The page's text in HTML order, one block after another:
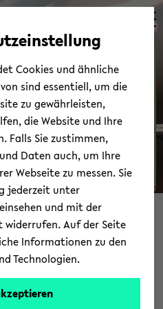
Automatische
vermeiden
zum
wechseln
zum
wechseln
zum
wechseln
© Uni­ver­si­tät Bie­le­feld
– Be­ga­bungs­for­
rund 45 ver­tre­te­nen Tier­ar­
Cookies und ähnliche
sind essentiell, um die
zu gewährleisten,
die Website und Ihre
Falls Sie zustimmen,
Daten auch, um Ihre
Webseite zu messen. Sie
jederzeit unter
einsehen und mit der
Auf der Seite
Informationen zu den
Technologien.